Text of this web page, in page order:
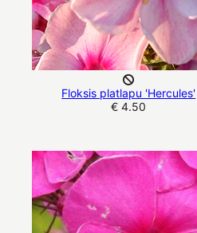
Floksis platlapu 'Hercules'
€ 4.50